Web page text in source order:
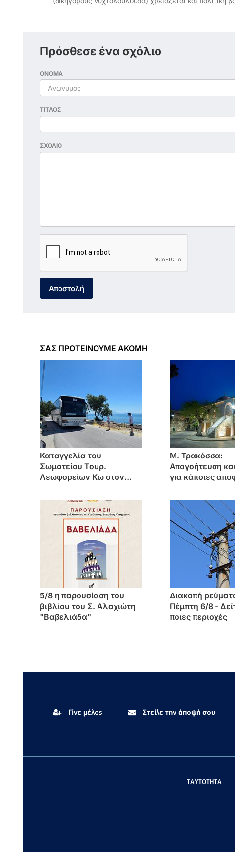
Πρόσθεσε ένα σχόλιο
ΟΝΟΜΑ
ΤΙΤΛΟΣ
ΣΧΟΛΙΟ
Αποστολή
ΣΑΣ ΠΡΟΤΕΙΝΟΥΜΕ ΑΚΟΜΗ
Καταγγελία του
Σωματείου Τουρ.
Λεωφορείων Κω στον
επικίνδυνο παραλιακό
δρόμο στην Καρδάμαινα
Μ. Τρακόσσα:
Απογοήτευση
για κάποιες
μας
5/8 η παρουσίαση του
βιβλίου του Σ. Αλαχιώτη
"Βαβελιάδα"
Διακοπή
Πέμπτη 6/8 -
ποιες περιοχές
Γίνε μέλος Στείλε την άποψή σου
ΤΑΥΤΟΤΗΤΑ